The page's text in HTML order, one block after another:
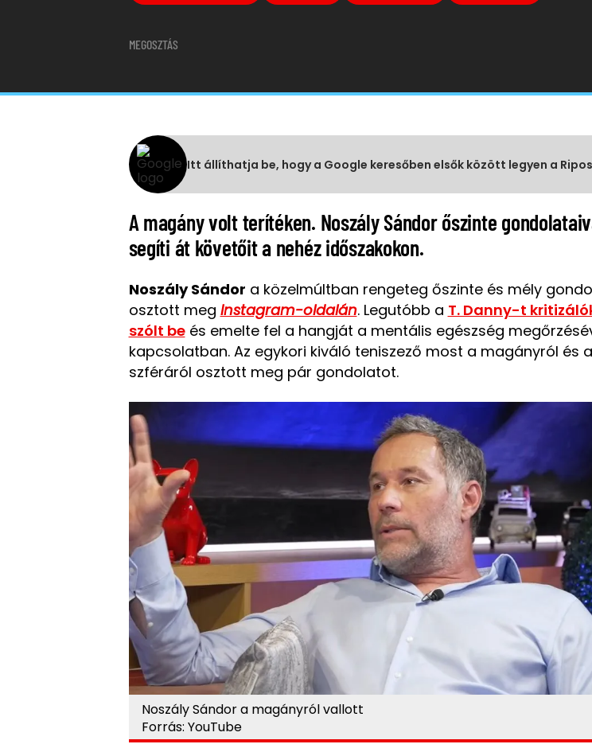
MEGOSZTÁS
Itt állíthatja be, hogy a Google keresőben elsők között legyen a
A magány volt terítéken. Noszály Sándor őszinte
segíti át követőit a nehéz időszakokon.
Noszály Sándor a közelmúltban rengeteg őszinte és mély
osztott meg Instagram-oldalán. Legutóbb a T. Danny-t
szólt beés emelte fel a hangját a mentális egészség
kapcsolatban. Az egykori kiváló teniszező most a magányról és
szféráról osztott meg pár gondolatot.
Noszály Sándor a magányról vallott
Forrás: YouTube